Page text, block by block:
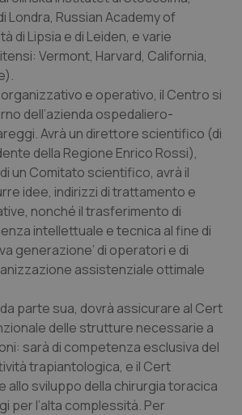
di Bolzano
di Trento
& Scompenso
& Rettocolite Ulcerosa
& patologie neurodegenerative
Londra, Russian Academy of
di Lipsia e di Leiden, e varie
Vermont, Harvard, California,
e operativo, il Centro si
dell’azienda ospedaliero-
Avrà un direttore scientifico (di
della Regione Enrico Rossi),
un Comitato scientifico, avrà il
idee, indirizzi di trattamento e
nonché il trasferimento di
intellettuale e tecnica al fine di
generazione’ di operatori e di
assistenziale ottimale
da parte sua, dovrà assicurare al Cert
delle strutture necessarie a
sarà di competenza esclusiva del
trapiantologica, e il Cert
allo sviluppo della chirurgia toracica
per l’alta complessità. Per